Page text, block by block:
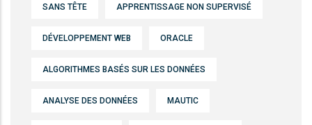
SANS TÊTE APPRENTISSAGE NON SUPERVISÉ
DÉVELOPPEMENT WEB ORACLE
ALGORITHMES BASÉS SUR LES DONNÉES
ANALYSE DES DONNÉES MAUTIC